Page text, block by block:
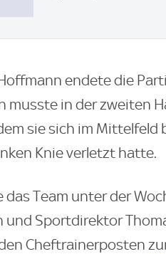
endete die
musste in der zweiten
sie sich im Mittelfeld
Knie verletzt hatte.
Team unter der
und Sportdirektor
Cheftrainerposten